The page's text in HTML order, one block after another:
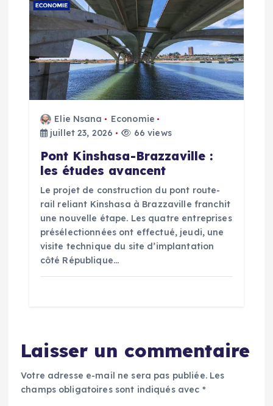
c
e
Elie Nsana
Economie
juillet 23, 2026
66 views
Pont Kinshasa-Brazzaville :
les études avancent
Le projet de construction du pont route-
rail reliant Kinshasa à Brazzaville franchit
une nouvelle étape. Les quatre entreprises
présélectionnées ont effectué, jeudi, une
visite technique du site d’implantation
côté République…
Laisser un commentaire
Votre adresse e-mail ne sera pas publiée. Les
champs obligatoires sont indiqués avec *